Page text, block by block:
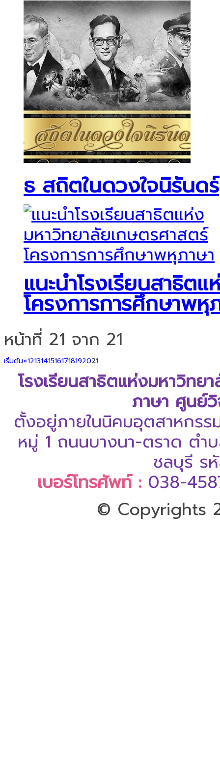
ธ สถิตในดวงใจนิรันดร์
แนะนำโรงเรียนสาธิต
โครงการการศึกษาพหุ
หน้าที่ 21 จาก 21
เริ่มต้น«12131415161718192021
โรงเรียนสาธิตแห่งมหาวิทย
ภาษา ศูนย์
ตั้งอยู่ภายในนิคมอุตสาหกร
หมู่ 1 ถนนบางนา-ตราด ตำ
ชลบุรี ร
เบอร์โทรศัพท์ : 038-
© Copyrights